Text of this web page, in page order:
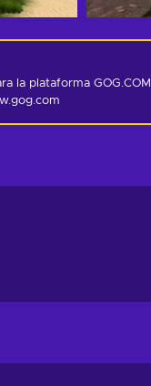
la plataforma